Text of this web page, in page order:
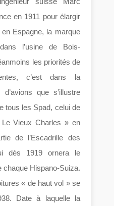
en 1911 pour élargir
Espagne, la marque
l’usine de Bois-
les priorités de
c’est dans la
que s’illustre
tous les Spad, celui de
Vieux Charles » en
de l’Escadrille des
dès 1919 ornera le
chaque Hispano-Suiza.
« de haut vol » se
Date à laquelle la